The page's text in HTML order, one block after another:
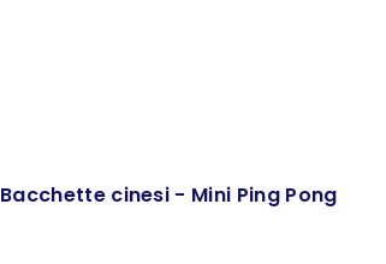
Bacchette cinesi - Mini Ping Pong